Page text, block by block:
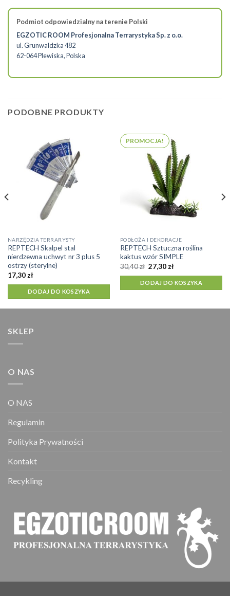
Podmiot odpowiedzialny na terenie Polski
EGZOTIC ROOM Profesjonalna Terrarystyka Sp. z o.o.
ul. Grunwaldzka 482
62-064 Plewiska, Polska
PODOBNE PRODUKTY
NARZĘDZIA TERRARYSTY
REPTECH Skalpel stal
nierdzewna uchwyt nr 3 plus 5
ostrzy (sterylne)
17,30 zł
DODAJ DO KOSZYKA
PROMOCJA!
PODŁOŻA I DEKORACJE
REPTECH Sztuczna roślina
kaktus wzór SIMPLE
30,40zł Pierwotna
cena
wynosiła:
30,40 zł.
27,30 złAktualna
wynosi:
27,30 zł.
DODAJ DO KOSZYKA
SKLEP
O NAS
O NAS
Regulamin
Polityka Prywatności
Kontakt
Recykling